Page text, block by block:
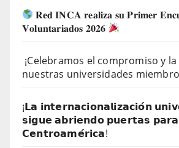
𝐑𝐞𝐝 𝐈𝐍𝐂𝐀 𝐫𝐞𝐚𝐥𝐢𝐳𝐚 𝐬𝐮 𝐏𝐫𝐢𝐦𝐞𝐫
𝐕𝐨𝐥𝐮𝐧𝐭𝐚𝐫𝐢𝐚𝐝𝐨𝐬 𝟐𝟎𝟐𝟔
¡Celebramos el compromiso y
nuestras universidades
¡𝗟𝗮 𝗶𝗻𝘁𝗲𝗿𝗻𝗮𝗰𝗶𝗼𝗻𝗮𝗹𝗶𝘇𝗮𝗰𝗶𝗼́𝗻
𝘀𝗶𝗴𝘂𝗲 𝗮𝗯𝗿𝗶𝗲𝗻𝗱𝗼 𝗽𝘂𝗲𝗿𝘁𝗮𝘀 𝗽𝗮𝗿𝗮
𝗖𝗲𝗻𝘁𝗿𝗼𝗮𝗺𝗲́𝗿𝗶𝗰𝗮!